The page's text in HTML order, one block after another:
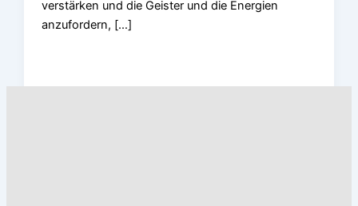
verstärken und die Geister und die Energien
anzufordern, […]